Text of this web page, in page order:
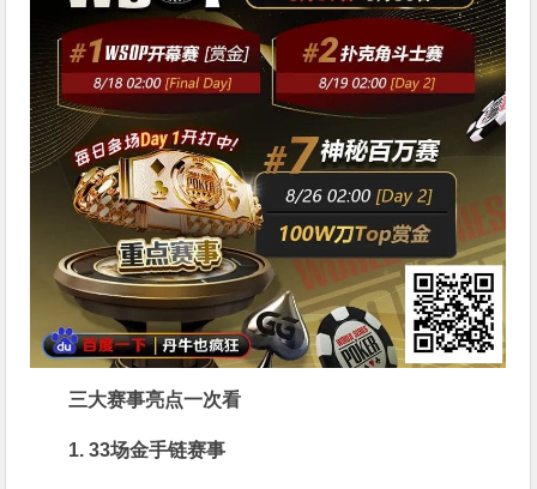
三大赛事亮点一次看
1. 33场金手链赛事